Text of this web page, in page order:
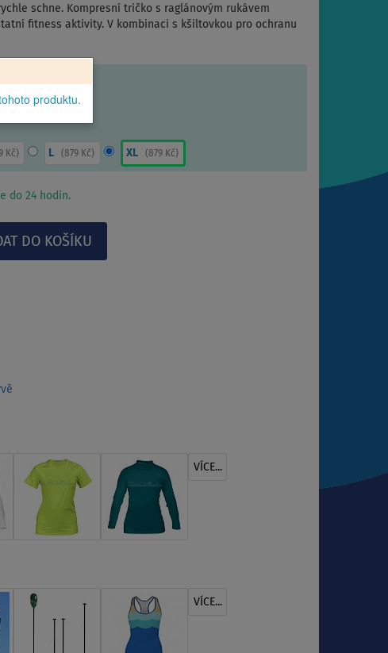
schne. Kompresní tričko s raglánovým rukávem
fitness aktivity. V kombinaci s kšiltovkou pro ochranu
produktu.
Kč) L (879 Kč) XL ( 879 Kč)
do 24 hodin.
VÍCE...
VÍCE...